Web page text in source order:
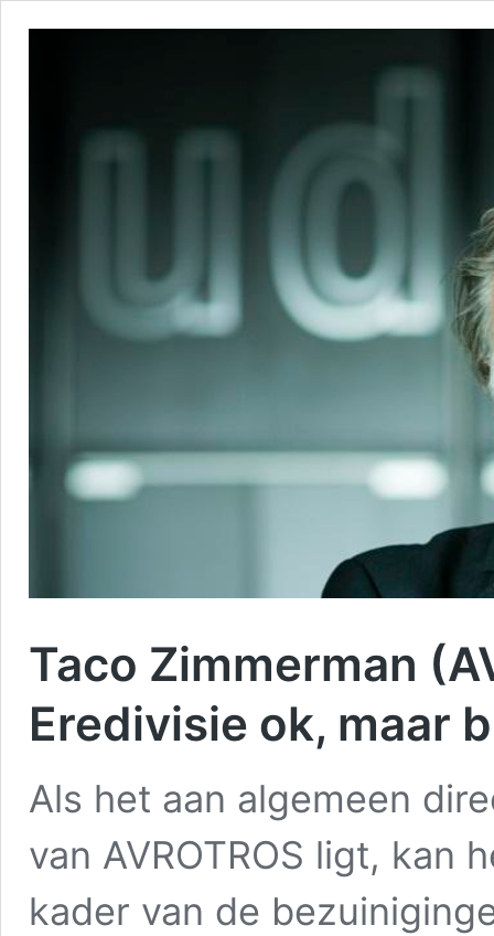
Taco Zimmerman
Eredivisie ok, maar
Als het aan algemeen
van AVROTROS ligt, kan
kader van de